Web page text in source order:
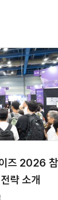
즈 2026 참
략 소개